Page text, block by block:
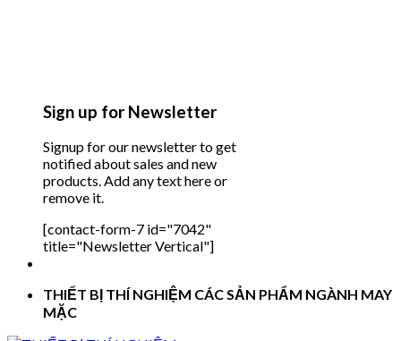
Sign up for Newsletter
Signup for our newsletter to get
notified about sales and new
products. Add any text here or
remove it.
[contact-form-7 id="7042"
title="Newsletter Vertical"]
THIẾT BỊ THÍ NGHIỆM CÁC SẢN PHẨM NGÀNH MAY
MẶC